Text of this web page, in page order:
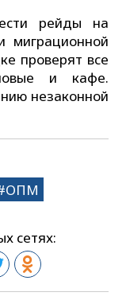
рейды на
миграционной
проверят все
и кафе.
незаконной
ОПМ
сетях: